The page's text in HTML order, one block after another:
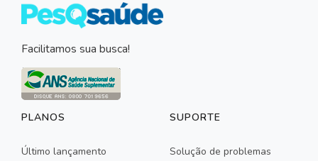
Facilitamos sua busca!
PLANOS
Último lançamento
SUPORTE
Solução de problemas